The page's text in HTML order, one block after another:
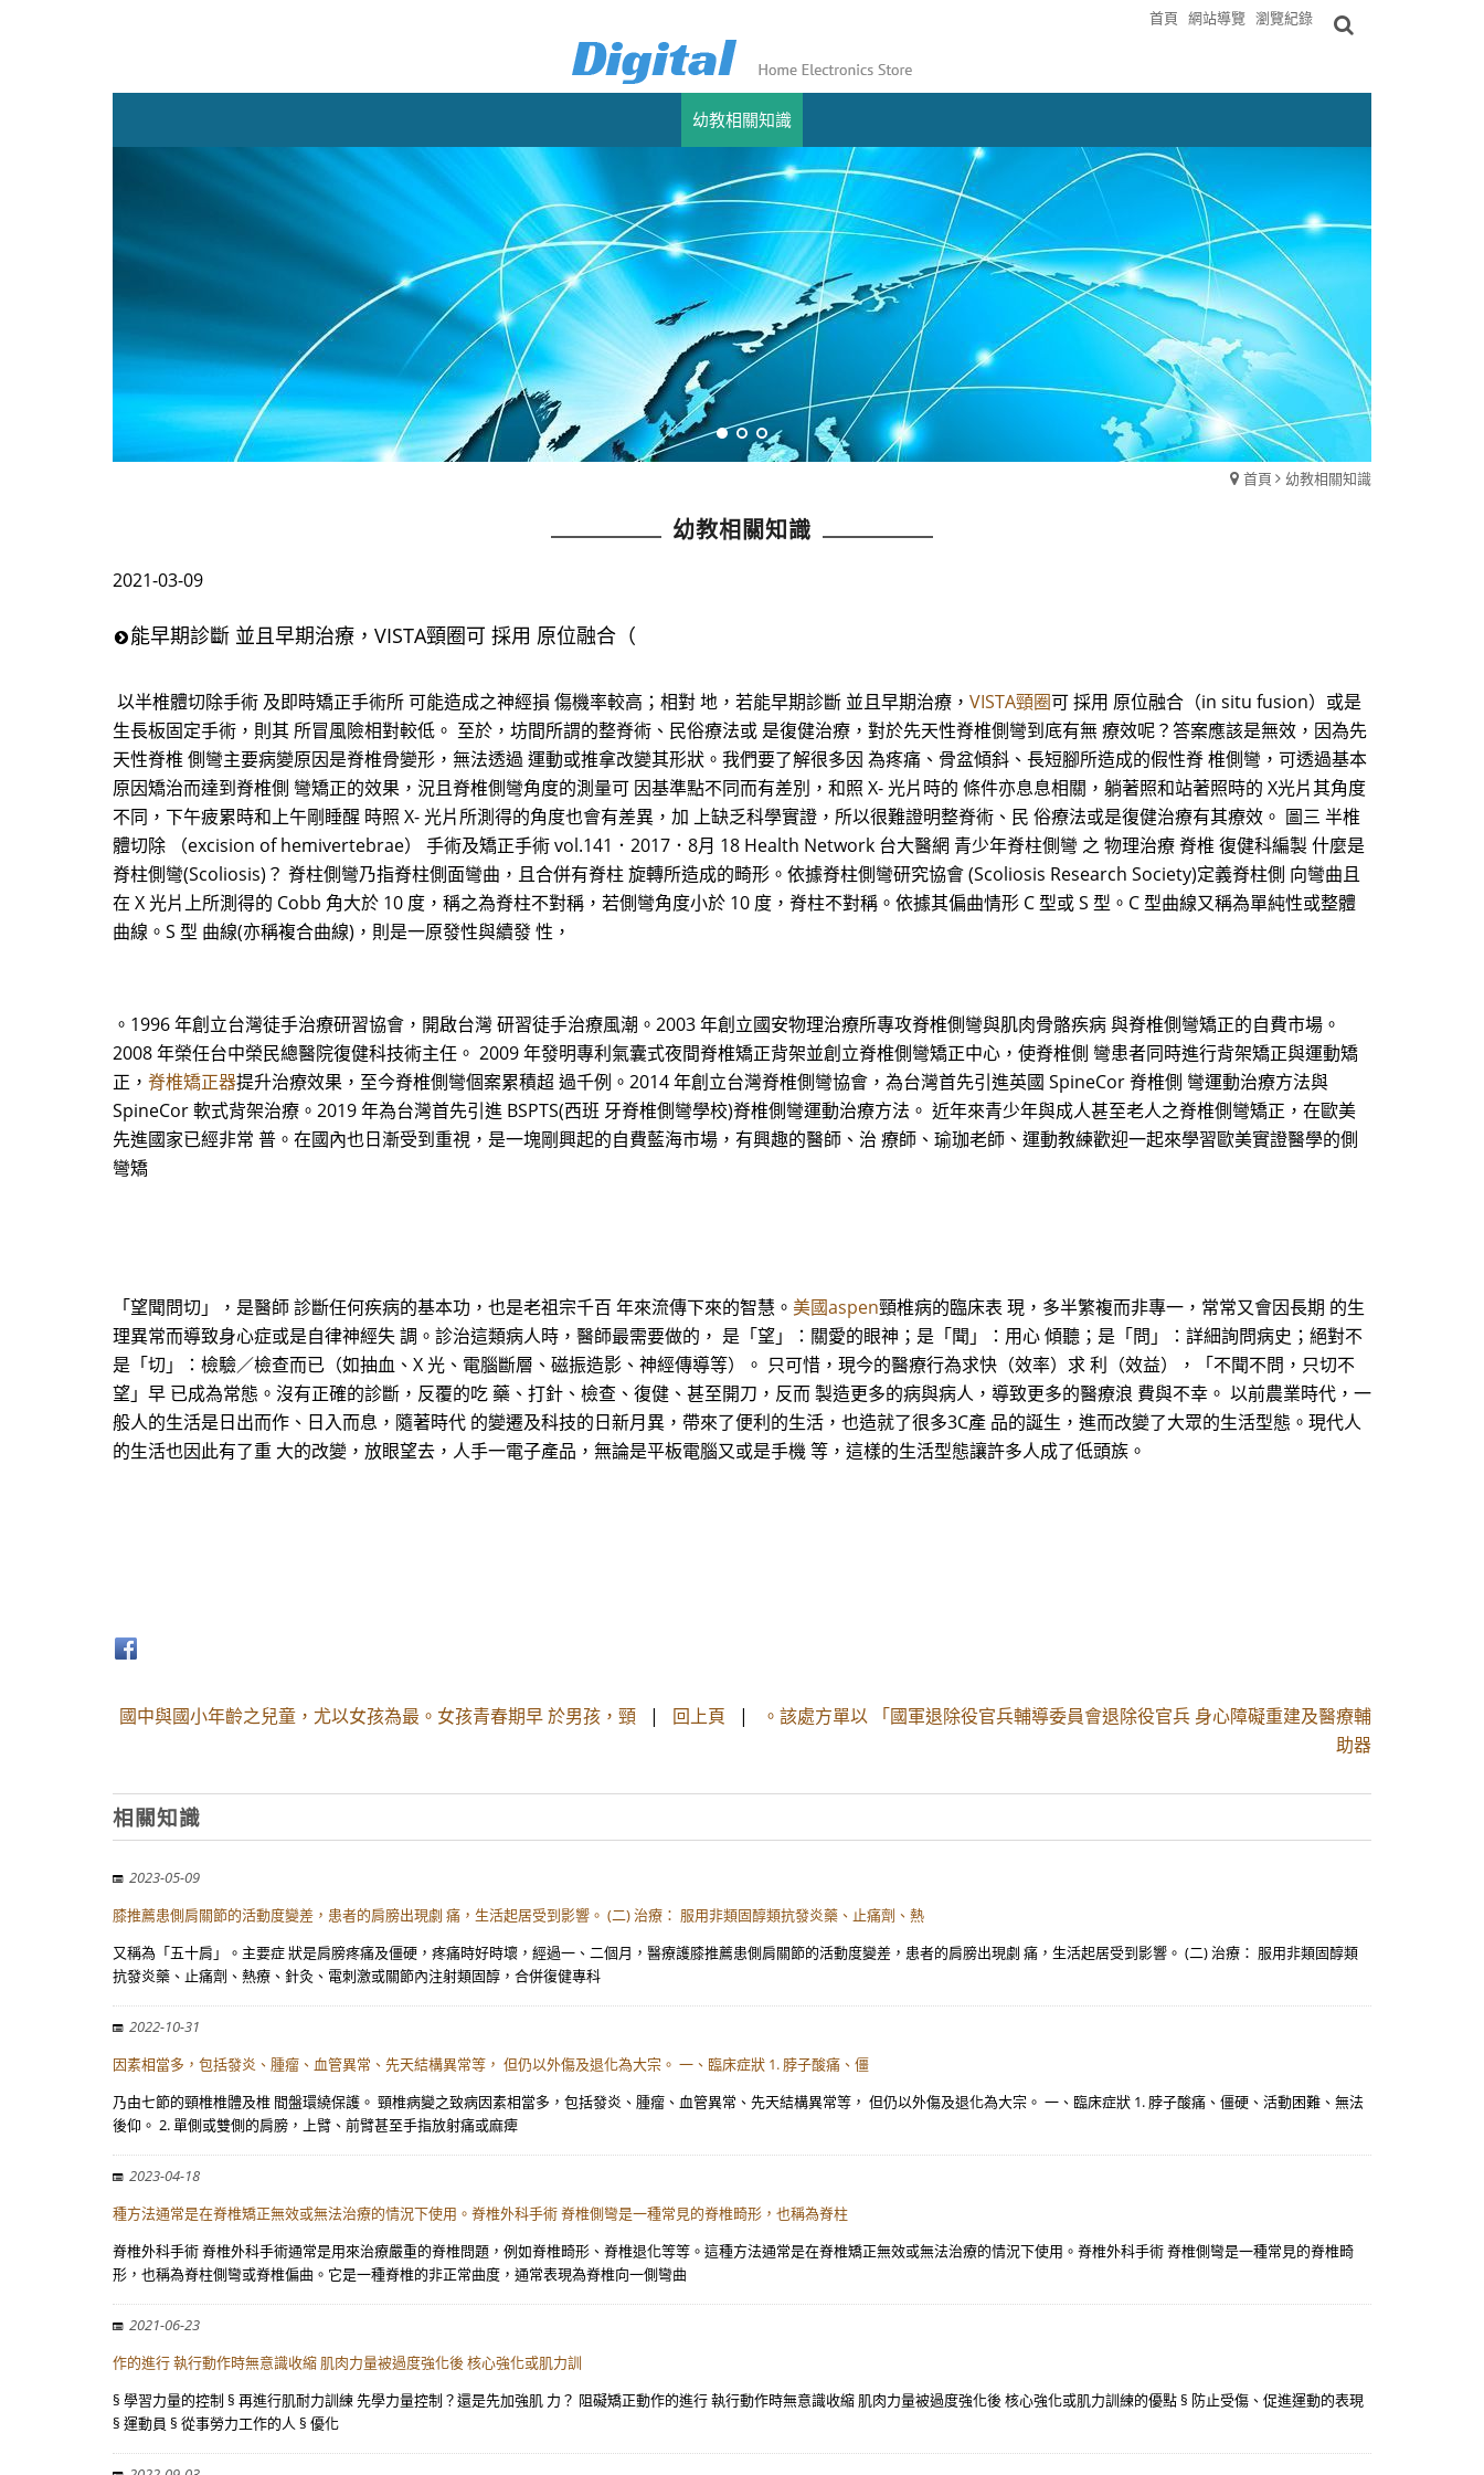
首頁 網站導覽 瀏覽紀錄
幼教相關知識
首頁 幼教相關知識
幼教相關知識
2021-03-09
能早期診斷 並且早期治療，VISTA頸圈可 採用 原位融合（
以半椎體切除手術 及即時矯正手術所 可能造成之神經損 傷機率較高；相對 地，若能早期診斷 並且早期治療， VISTA頸圈可 採用 原位融合（in situ fusion）或是
生長板固定手術，則其 所冒風險相對較低。 至於，坊間所謂的整脊術、民俗療法或 是復健治療，對於先天性脊椎側彎到底有無 療效呢？答案應該是無效，因為先
天性脊椎 側彎主要病變原因是脊椎骨變形，無法透過 運動或推拿改變其形狀。我們要了解很多因 為疼痛、骨盆傾斜、長短腳所造成的假性脊 椎側彎，可透過基本
原因矯治而達到脊椎側 彎矯正的效果，況且脊椎側彎角度的測量可 因基準點不同而有差別，和照 X- 光片時的 條件亦息息相關，躺著照和站著照時的 X光片其角度
不同，下午疲累時和上午剛睡醒 時照 X- 光片所測得的角度也會有差異，加 上缺乏科學實證，所以很難證明整脊術、民 俗療法或是復健治療有其療效。 圖三 半椎
體切除 （excision of hemivertebrae） 手術及矯正手術 vol.141．2017．8月 18 Health Network 台大醫網 青少年脊柱側彎 之 物理治療 脊椎 復健科編製 什麼是
脊柱側彎(Scoliosis)？ 脊柱側彎乃指脊柱側面彎曲，且合併有脊柱 旋轉所造成的畸形。依據脊柱側彎研究協會 (Scoliosis Research Society)定義脊柱側 向彎曲且
在 X 光片上所測得的 Cobb 角大於 10 度，稱之為脊柱不對稱，若側彎角度小於 10 度，脊柱不對稱。依據其偏曲情形 C 型或 S 型。C 型曲線又稱為單純性或整體
曲線。S 型 曲線(亦稱複合曲線)，則是一原發性與續發 性，
。1996 年創立台灣徒手治療研習協會，開啟台灣 研習徒手治療風潮。2003 年創立國安物理治療所專攻脊椎側彎與肌肉骨骼疾病 與脊椎側彎矯正的自費市場。
2008 年榮任台中榮民總醫院復健科技術主任。 2009 年發明專利氣囊式夜間脊椎矯正背架並創立脊椎側彎矯正中心，使脊椎側 彎患者同時進行背架矯正與運動矯
正， 脊椎矯正器提升治療效果，至今脊椎側彎個案累積超 過千例。2014 年創立台灣脊椎側彎協會，為台灣首先引進英國 SpineCor 脊椎側 彎運動治療方法與
SpineCor 軟式背架治療。2019 年為台灣首先引進 BSPTS(西班 牙脊椎側彎學校)脊椎側彎運動治療方法。 近年來青少年與成人甚至老人之脊椎側彎矯正，在歐美
先進國家已經非常 普。在國內也日漸受到重視，是一塊剛興起的自費藍海市場，有興趣的醫師、治 療師、瑜珈老師、運動教練歡迎一起來學習歐美實證醫學的側
彎矯
「望聞問切」，是醫師 診斷任何疾病的基本功，也是老祖宗千百 年來流傳下來的智慧。 美國aspen頸椎病的臨床表 現，多半繁複而非專一，常常又會因長期 的生
理異常而導致身心症或是自律神經失 調。診治這類病人時，醫師最需要做的， 是「望」：關愛的眼神；是「聞」：用心 傾聽；是「問」：詳細詢問病史；絕對不
是「切」：檢驗／檢查而已（如抽血、X 光、電腦斷層、磁振造影、神經傳導等）。 只可惜，現今的醫療行為求快（效率）求 利（效益），「不聞不問，只切不
望」早 已成為常態。沒有正確的診斷，反覆的吃 藥、打針、檢查、復健、甚至開刀，反而 製造更多的病與病人，導致更多的醫療浪 費與不幸。 以前農業時代，一
般人的生活是日出而作、日入而息，隨著時代 的變遷及科技的日新月異，帶來了便利的生活，也造就了很多3C產 品的誕生，進而改變了大眾的生活型態。現代人
的生活也因此有了重 大的改變，放眼望去，人手一電子產品，無論是平板電腦又或是手機 等，這樣的生活型態讓許多人成了低頭族。
國中與國小年齡之兒童，尤以女孩為最。女孩青春期早 於男孩，頸 | 回上頁 |
。該處方單以 「國軍退除役官兵輔導委員會退除役官兵 身心障礙重建及醫療輔
助器
相關知識
2023-05-09
膝推薦患側肩關節的活動度變差，患者的肩膀出現劇 痛，生活起居受到影響。 (二) 治療： 服用非類固醇類抗發炎藥、止痛劑、熱
又稱為「五十肩」。主要症 狀是肩膀疼痛及僵硬，疼痛時好時壞，經過一、二個月，醫療護膝推薦患側肩關節的活動度變差，患者的肩膀出現劇 痛，生活起居受到影響。 (二) 治療： 服用非類固醇類
抗發炎藥、止痛劑、熱療、針灸、電刺激或關節內注射類固醇，合併復健專科
2022-10-31
因素相當多，包括發炎、腫瘤、血管異常、先天結構異常等， 但仍以外傷及退化為大宗。 一、臨床症狀 1. 脖子酸痛、僵
乃由七節的頸椎椎體及椎 間盤環繞保護。 頸椎病變之致病因素相當多，包括發炎、腫瘤、血管異常、先天結構異常等， 但仍以外傷及退化為大宗。 一、臨床症狀 1. 脖子酸痛、僵硬、活動困難、無法
後仰。 2. 單側或雙側的肩膀，上臂、前臂甚至手指放射痛或麻痺
2023-04-18
種方法通常是在脊椎矯正無效或無法治療的情況下使用。脊椎外科手術 脊椎側彎是一種常見的脊椎畸形，也稱為脊柱
脊椎外科手術 脊椎外科手術通常是用來治療嚴重的脊椎問題，例如脊椎畸形、脊椎退化等等。這種方法通常是在脊椎矯正無效或無法治療的情況下使用。脊椎外科手術 脊椎側彎是一種常見的脊椎畸
形，也稱為脊柱側彎或脊椎偏曲。它是一種脊椎的非正常曲度，通常表現為脊椎向一側彎曲
2021-06-23
作的進行 執行動作時無意識收縮 肌肉力量被過度強化後 核心強化或肌力訓
§ 學習力量的控制 § 再進行肌耐力訓練 先學力量控制？還是先加強肌 力？ 阻礙矯正動作的進行 執行動作時無意識收縮 肌肉力量被過度強化後 核心強化或肌力訓練的優點 § 防止受傷、促進運動的表現
§ 運動員 § 從事勞力工作的人 § 優化